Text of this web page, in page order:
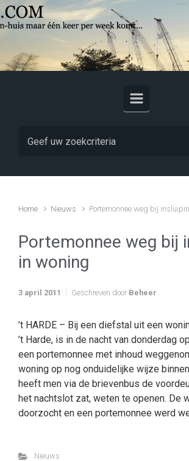
Skip to main content
Home Nieuws Portemonnee weg bij
Portemonnee weg bij
in woning
3 april 2011 Geschreven door Beheer
’t HARDE – Bij een diefstal uit een
’t Harde, is in de nacht van donderdag
een portemonnee met inhoud
woning op nog onduidelijke wijze
heeft men via de brievenbus de
het nachtslot zat, weten te openen. De
doorzocht en een portemonnee werd
Nieuws